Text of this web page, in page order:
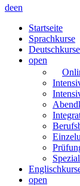
deen
Startseite
Sprachkurse
Deutschkurse
open
open